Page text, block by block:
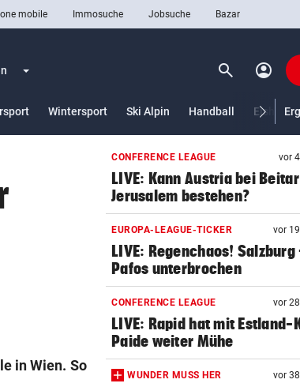
mobile Immosuche Jobsuche Bazar
Menü aufklappen search Suchen
account_circle
Wintersport Ski Alpin Handball
in Wien. So
CONFERENCE LEAGUE vor
LIVE: Kann Austria bei Beitar
Jerusalem bestehen?
EUROPA-LEAGUE-TICKER vor
LIVE: Regenchaos! Salzburg
Pafos unterbrochen
CONFERENCE LEAGUE vor
LIVE: Rapid hat mit Estland-
Paide weiter Mühe
WUNDER MUSS HER vor